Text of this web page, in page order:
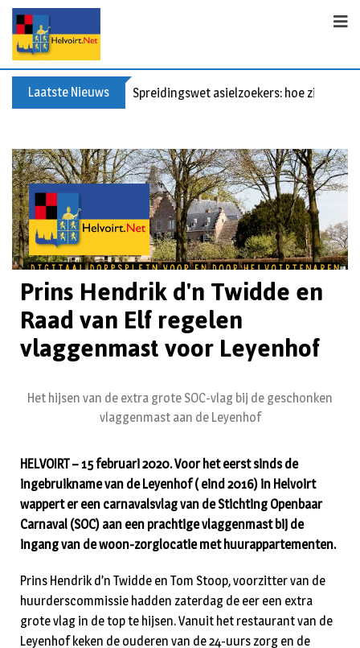
Laatste Nieuws Bericht voor de leden van Vereniging 55+
Prins Hendrik d'n Twidde en
Raad van Elf regelen
vlaggenmast voor Leyenhof
Het hijsen van de extra grote SOC-vlag bij de geschonken
vlaggenmast aan de Leyenhof
HELVOIRT – 15 februari 2020. Voor het eerst sinds de
ingebruikname van de Leyenhof ( eind 2016) in Helvoirt
wappert er een carnavalsvlag van de Stichting Openbaar
Carnaval (SOC) aan een prachtige vlaggenmast bij de
ingang van de woon-zorglocatie met huurappartementen.
Prins Hendrik d’n Twidde en Tom Stoop, voorzitter van de
huurderscommissie hadden zaterdag de eer een extra
grote vlag in de top te hijsen. Vanuit het restaurant van de
Leyenhof keken de ouderen van de 24-uurs zorg en de